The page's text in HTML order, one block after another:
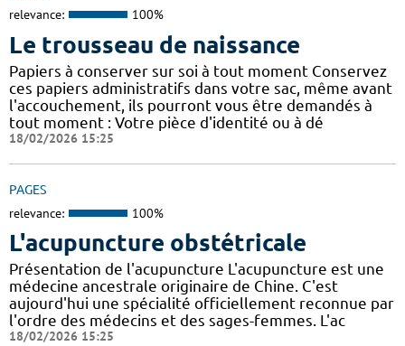
relevance: 100%
Le trousseau de naissance
Papiers à conserver sur soi à tout moment Conservez
ces papiers administratifs dans votre sac, même avant
l'accouchement, ils pourront vous être demandés à
tout moment : Votre pièce d'identité ou à dé
18/02/2026 15:25
PAGES
relevance: 100%
L'acupuncture obstétricale
Présentation de l'acupuncture L'acupuncture est une
médecine ancestrale originaire de Chine. C'est
aujourd'hui une spécialité officiellement reconnue par
l'ordre des médecins et des sages-femmes. L'ac
18/02/2026 15:25